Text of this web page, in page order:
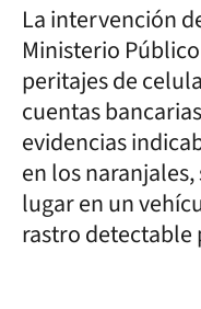
La intervención
Ministerio
peritajes de
cuentas
evidencias
en los
lugar en un
rastro detectable